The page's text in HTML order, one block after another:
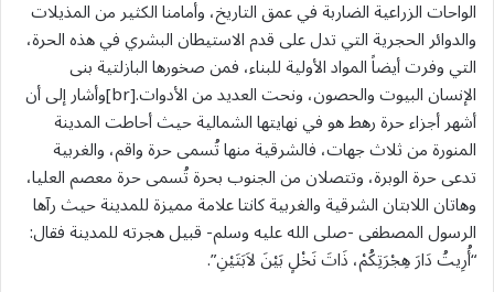
الواحات الزراعية الضاربة في عمق التاريخ، وأمامنا الكثير من المذيلات
والدوائر الحجرية التي تدل على قدم الاستيطان البشري في هذه الحرة،
التي وفرت أيضاً المواد الأولية للبناء، فمن صخورها البازلتية بنى
الإنسان البيوت والحصون، ونحت العديد من الأدوات.[br]وأشار إلى أن
أشهر أجزاء حرة رهط هو في نهايتها الشمالية حيث أحاطت المدينة
المنورة من ثلاث جهات، فالشرقية منها تُسمى حرة واقم، والغربية
تدعى حرة الوبرة، وتتصلان من الجنوب بحرة تُسمى حرة معصم العليا،
وهاتان اللابتان الشرقية والغربية كانتا علامة مميزة للمدينة حيث رآها
الرسول المصطفى -صلى الله عليه وسلم- قبيل هجرته للمدينة فقال:
“أُرِيتُ دَارَ هِجْرَتِكُمْ، ذَاتَ نَخْلٍ بَيْنَ لاَبَتَيْنِ”.